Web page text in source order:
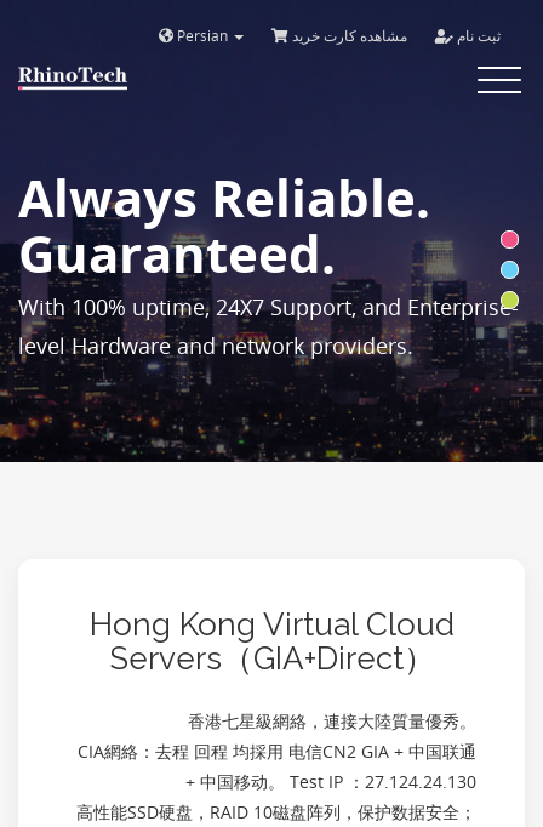
Persian مشاهده کارت خرید ثبت نام
Toggle
Always Reliable.
Guaranteed.
With 100% uptime, 24X7 Support, and Enterprise-
level Hardware and network providers.
Hong Kong Virtual Cloud
Servers（GIA+Direct）
香港七星級網絡，連接大陸質量優秀。
CIA網絡：去程 回程 均採用 电信CN2 GIA + 中国联通
+ 中国移动。 Test IP ：27.124.24.130
高性能SSD硬盘，RAID 10磁盘阵列，保护数据安全；